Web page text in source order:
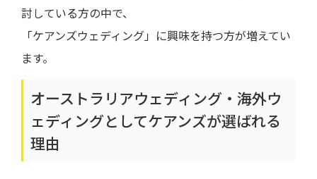
討している方の中で、
「ケアンズウェディング」に興味を持つ方が増えてい
ます。
オーストラリアウェディング・海外ウ
ェディングとしてケアンズが選ばれる
理由